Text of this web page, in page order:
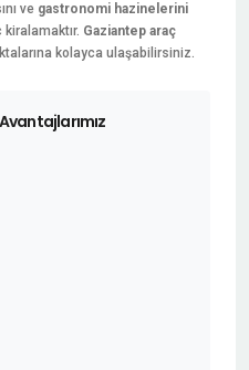
ve gastronomi hazinelerini
Gaziantep araç
kolayca ulaşabilirsiniz.